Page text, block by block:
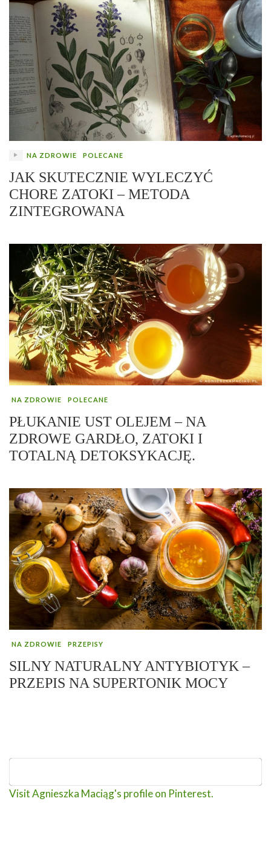
NA ZDROWIE POLECANE
JAK SKUTECZNIE WYLECZYĆ
CHORE ZATOKI – METODA
ZINTEGROWANA
NA ZDROWIE POLECANE
PŁUKANIE UST OLEJEM – NA
ZDROWE GARDŁO, ZATOKI I
TOTALNĄ DETOKSYKACJĘ.
NA ZDROWIE PRZEPISY
SILNY NATURALNY ANTYBIOTYK –
PRZEPIS NA SUPERTONIK MOCY
Visit Agnieszka Maciąg's profile on Pinterest.